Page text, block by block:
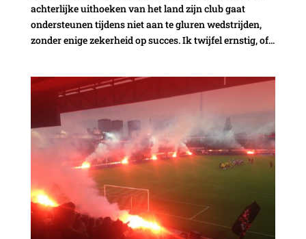
achterlijke uithoeken van het land zijn club gaat
ondersteunen tijdens niet aan te gluren wedstrijden,
zonder enige zekerheid op succes. Ik twijfel ernstig, of...